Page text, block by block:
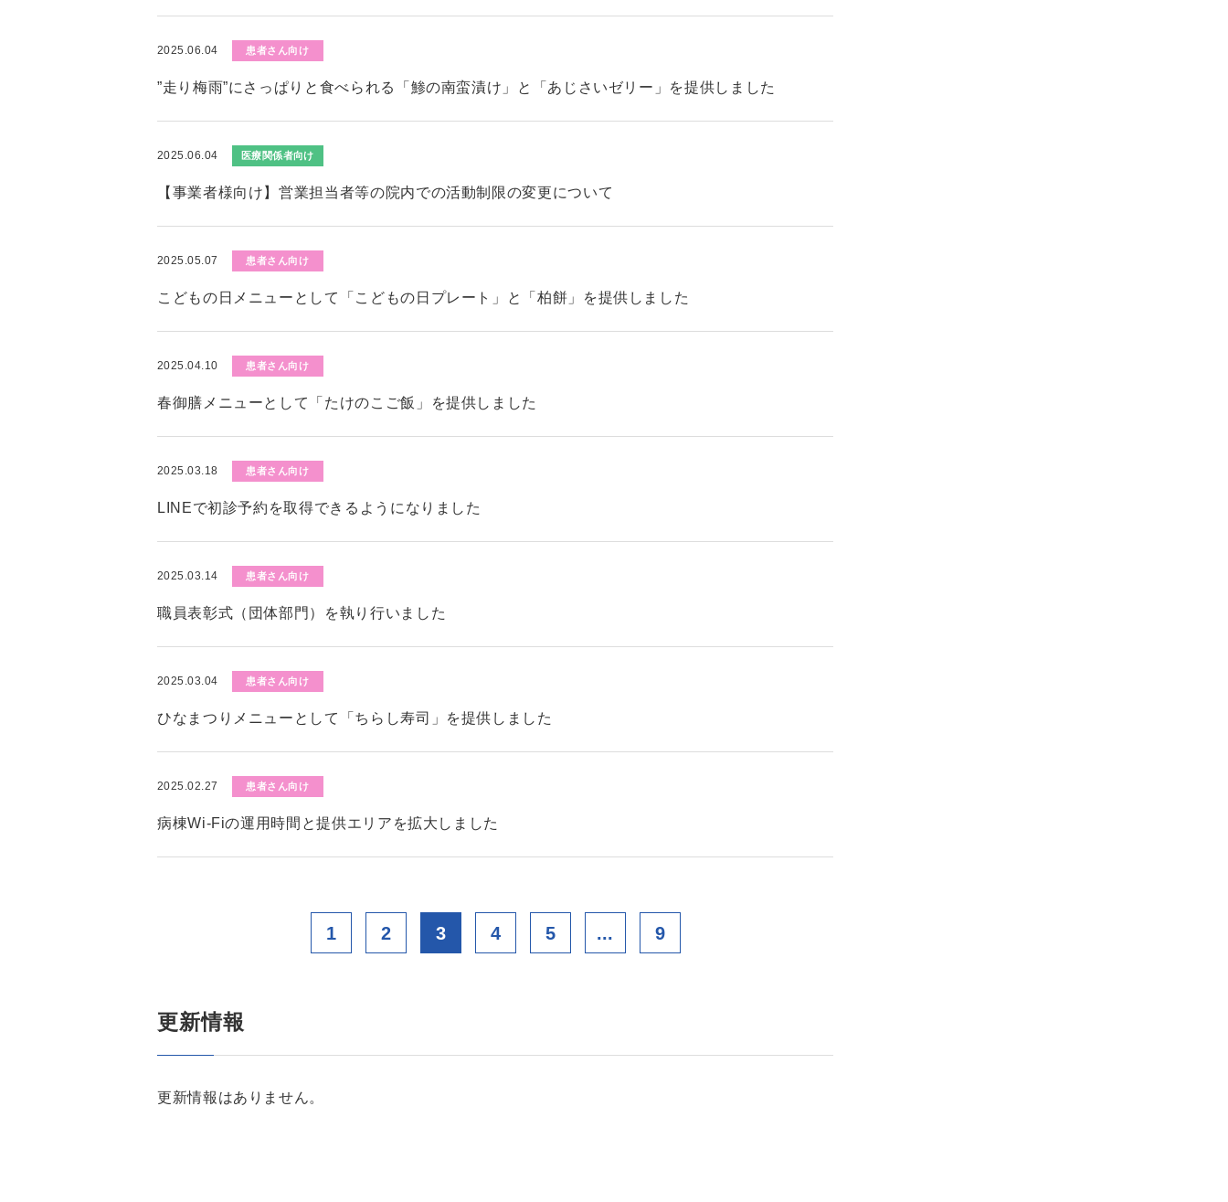
2025.06.04 患者さん向け
”走り梅雨”にさっぱりと食べられる「鯵の南蛮漬け」と「あじさいゼリー」を提供しました
2025.06.04 医療関係者向け
【事業者様向け】営業担当者等の院内での活動制限の変更について
2025.05.07 患者さん向け
こどもの日メニューとして「こどもの日プレート」と「柏餅」を提供しました
2025.04.10 患者さん向け
春御膳メニューとして「たけのこご飯」を提供しました
2025.03.18 患者さん向け
LINEで初診予約を取得できるようになりました
2025.03.14 患者さん向け
職員表彰式（団体部門）を執り行いました
2025.03.04 患者さん向け
ひなまつりメニューとして「ちらし寿司」を提供しました
2025.02.27 患者さん向け
病棟Wi-Fiの運用時間と提供エリアを拡大しました
1 2 3 4 5 ... 9
更新情報
更新情報はありません。